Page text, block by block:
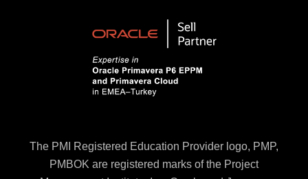
The PMI Registered Education Provider logo, PMP,
PMBOK are registered marks of the Project